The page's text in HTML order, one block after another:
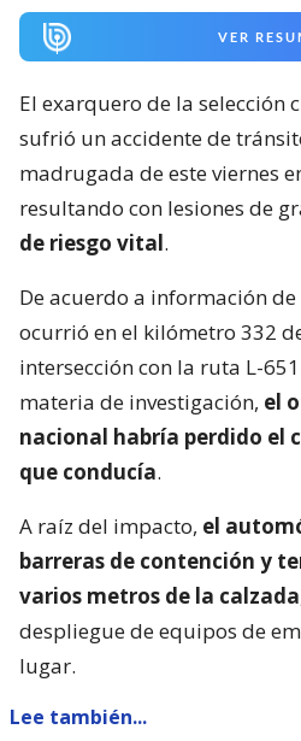
VER
El exarquero de la selección
sufrió un accidente de
madrugada de este viernes
resultando con lesiones de
de riesgo vital.
De acuerdo a información de
ocurrió en el kilómetro 332
intersección con la ruta L-
materia de investigación, el
nacional habría perdido el
que conducía.
A raíz del impacto, el
barreras de contención y
varios metros de la calzada
despliegue de equipos de
lugar.
Lee también...